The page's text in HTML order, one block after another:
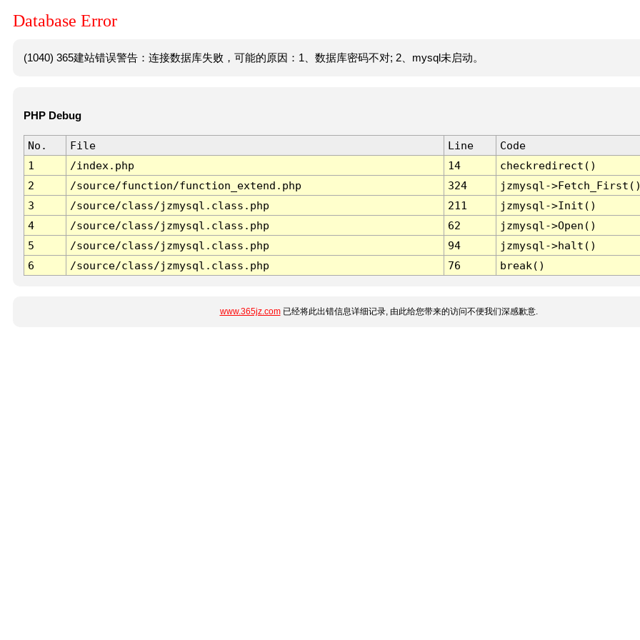
Database Error
(1040) 365建站错误警告：连接数据库失败，可能的原因：1、数据库密码不对; 2、mysql未启动。
PHP Debug
No. File Line
Code
1
/index.php 14
checkredirect()
2
/source/function/function_extend.php 324
jzmysql-
3
/source/class/jzmysql.class.php 211
jzmysql->Init()
4
/source/class/jzmysql.class.php 62
jzmysql->Open()
5
/source/class/jzmysql.class.php 94
jzmysql->halt()
6
/source/class/jzmysql.class.php 76 break()
www.365jz.com已经将此出错信息详细记录, 由此给您带来的访问不便我们深感歉意.